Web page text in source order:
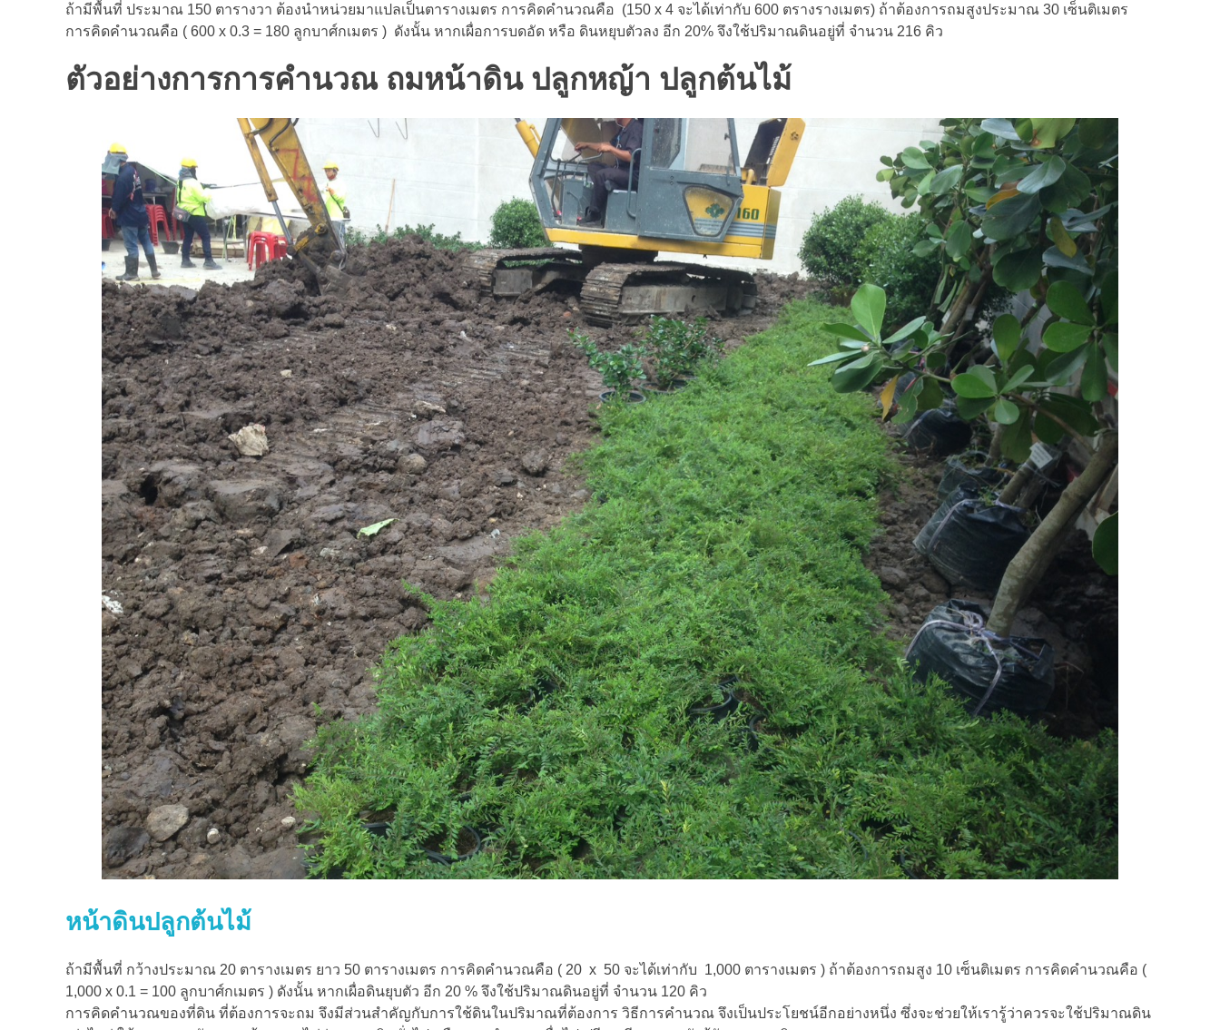
ถ้ามีพื้นที่ ประมาณ 150 ตารางวา ต้องนำหน่วยมาแปลเป็นตารางเมตร การคิดคำนวณคือ (150 x 4 จะได้เท่ากับ 600 ตรางรางเมตร) ถ้าต้องการถมสูงประมาณ 30 เซ็นติเมตร
การคิดคำนวณคือ ( 600 x 0.3 = 180 ลูกบาศ์กเมตร ) ดังนั้น หากเผื่อการบดอัด หรือ ดินหยุบตัวลง อีก 20% จึงใช้ปริมาณดินอยู่ที่ จำนวน 216 คิว
ตัวอย่างการการคำนวณ ถมหน้าดิน ปลูกหญ้า ปลูกต้นไม้
หน้าดินปลูกต้นไม้
ถ้ามีพื้นที่ กว้างประมาณ 20 ตารางเมตร ยาว 50 ตารางเมตร การคิดคำนวณคือ ( 20 x 50 จะได้เท่ากับ 1,000 ตารางเมตร ) ถ้าต้องการถมสูง 10 เซ็นติเมตร การคิดคำนวณคือ (
1,000 x 0.1 = 100 ลูกบาศ์กเมตร ) ดังนั้น หากเผื่อดินยุบตัว อีก 20 % จึงใช้ปริมาณดินอยู่ที่ จำนวน 120 คิว
การคิดคำนวณของที่ดิน ที่ต้องการจะถม จึงมีส่วนสำคัญกับการใช้ดินในปริมาณที่ต้องการ วิธีการคำนวณ จึงเป็นประโยชน์อีกอย่างหนึ่ง ซึ่งจะช่วยให้เรารู้ว่าควรจะใช้ปริมาณดิน